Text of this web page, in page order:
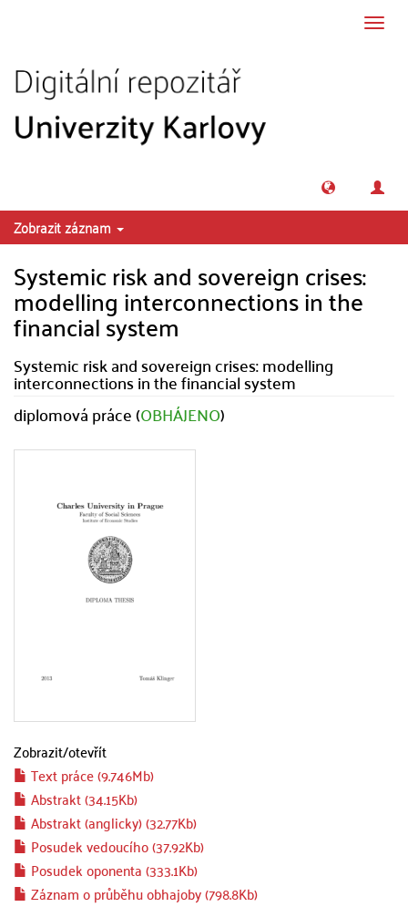
Zobrazit záznam
Systemic risk and sovereign crises:
modelling interconnections in the
financial system
Systemic risk and sovereign crises: modelling
interconnections in the financial system
diplomová práce (OBHÁJENO)
Zobrazit/otevřít
Text práce (9.746Mb)
Abstrakt (34.15Kb)
Abstrakt (anglicky) (32.77Kb)
Posudek vedoucího (37.92Kb)
Posudek oponenta (333.1Kb)
Záznam o průběhu obhajoby (798.8Kb)